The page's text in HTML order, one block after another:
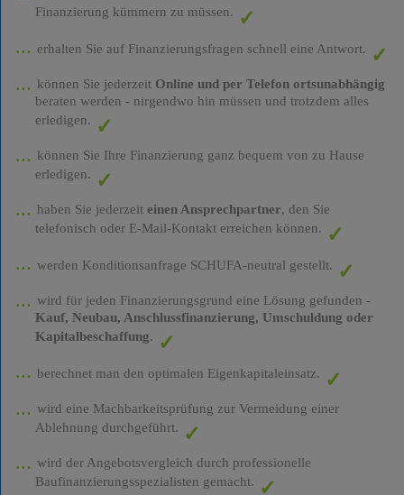
Finanzierung kümmern zu müssen.
erhalten Sie auf Finanzierungsfragen schnell eine Antwort.
können Sie jederzeit Online und per Telefon ortsunabhängig
beraten werden - nirgendwo hin müssen und trotzdem alles
erledigen.
können Sie Ihre Finanzierung ganz bequem von zu Hause
erledigen.
haben Sie jederzeit einen Ansprechpartner, den Sie
telefonisch oder E-Mail-Kontakt erreichen können.
werden Konditionsanfrage SCHUFA-neutral gestellt.
wird für jeden Finanzierungsgrund eine Lösung gefunden -
Kauf, Neubau, Anschlussfinanzierung, Umschuldung oder
Kapitalbeschaffung.
berechnet man den optimalen Eigenkapitaleinsatz.
wird eine Machbarkeitsprüfung zur Vermeidung einer
Ablehnung durchgeführt.
wird der Angebotsvergleich durch professionelle
Baufinanzierungsspezialisten gemacht.